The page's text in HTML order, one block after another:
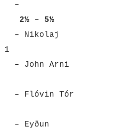
– 5½
– Nikolaj
– John Arni
Flóvin Tór
Eyðun